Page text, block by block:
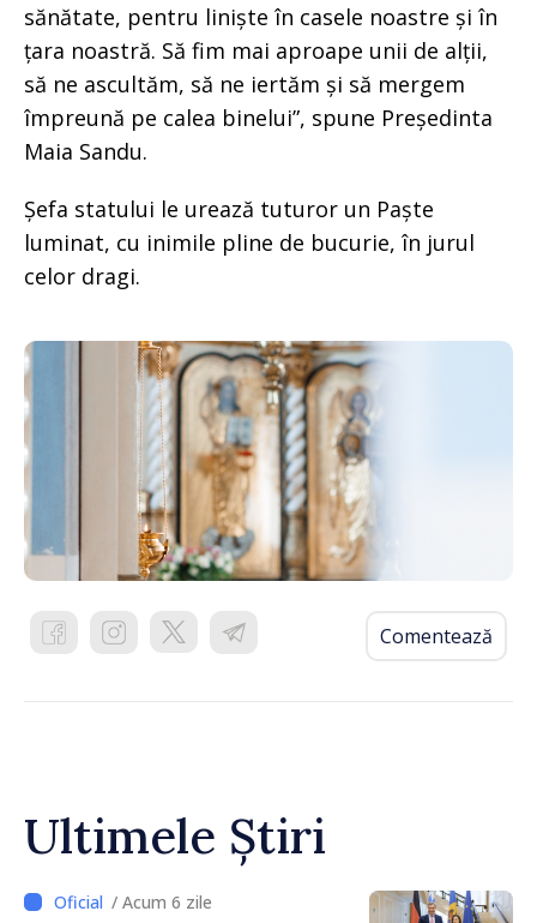
sănătate, pentru liniște în casele noastre și în
țara noastră. Să fim mai aproape unii de alții,
să ne ascultăm, să ne iertăm și să mergem
împreună pe calea binelui”, spune Președinta
Maia Sandu.
Șefa statului le urează tuturor un Paște
luminat, cu inimile pline de bucurie, în jurul
celor dragi.
Comentează
Ultimele Știri
/ Acum 6 zile